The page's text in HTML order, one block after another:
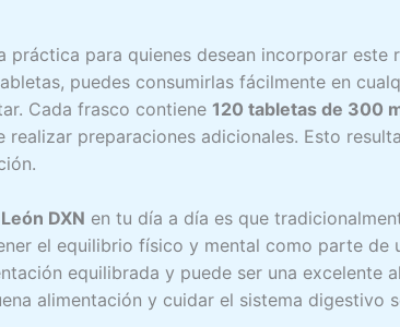
práctica para quienes desean incorporar
puedes consumirlas fácilmente en
Cada frasco contiene 120 tabletas de 300
realizar preparaciones adicionales. Esto
DXN en tu día a día es que
el equilibrio físico y mental como parte
equilibrada y puede ser una excelente
alimentación y cuidar el sistema